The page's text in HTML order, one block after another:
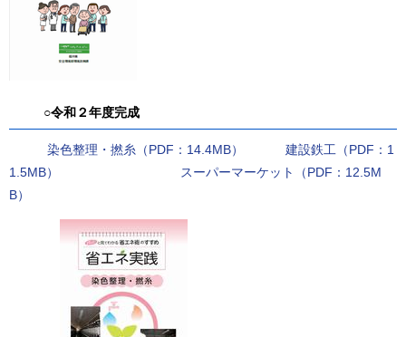
○令和２年度完成
染色整理・撚糸（PDF：14.4MB）
建設鉄工（PDF：1
1.5MB）
スーパーマーケット（PDF：12.5M
B）